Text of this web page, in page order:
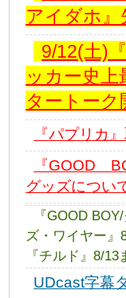
アイダホ』
9/12(土)
ッカー史上
タートーク
『パプリカ
『GOOD
グッズについ
『GOOD
ズ・ワイヤー』
『チルド』8/13
UDcast字幕